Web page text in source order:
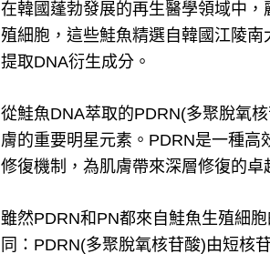
在韓國蓬勃發展的再生醫學領域中
殖細胞，這些鮭魚精選自韓國江陵
提取DNA衍生成分。
從鮭魚DNA萃取的PDRN(多聚脫氧
膚的重要明星元素。PDRN是一種
修復機制，為肌膚帶來深層修復的卓
雖然PDRN和PN都來自鮭魚生殖細
同： PDRN(多聚脫氧核苷酸)由短核